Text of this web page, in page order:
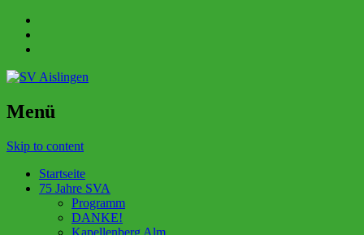
Menü
Skip to content
Startseite
75 Jahre SVA
Programm
DANKE!
Kapellenberg Alm